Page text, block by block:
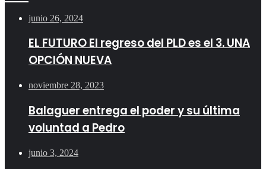
junio 26, 2024
EL FUTURO El regreso del PLD es el 3. UNA
OPCIÓN NUEVA
noviembre 28, 2023
Balaguer entrega el poder y su última
voluntad a Pedro
junio 3, 2024